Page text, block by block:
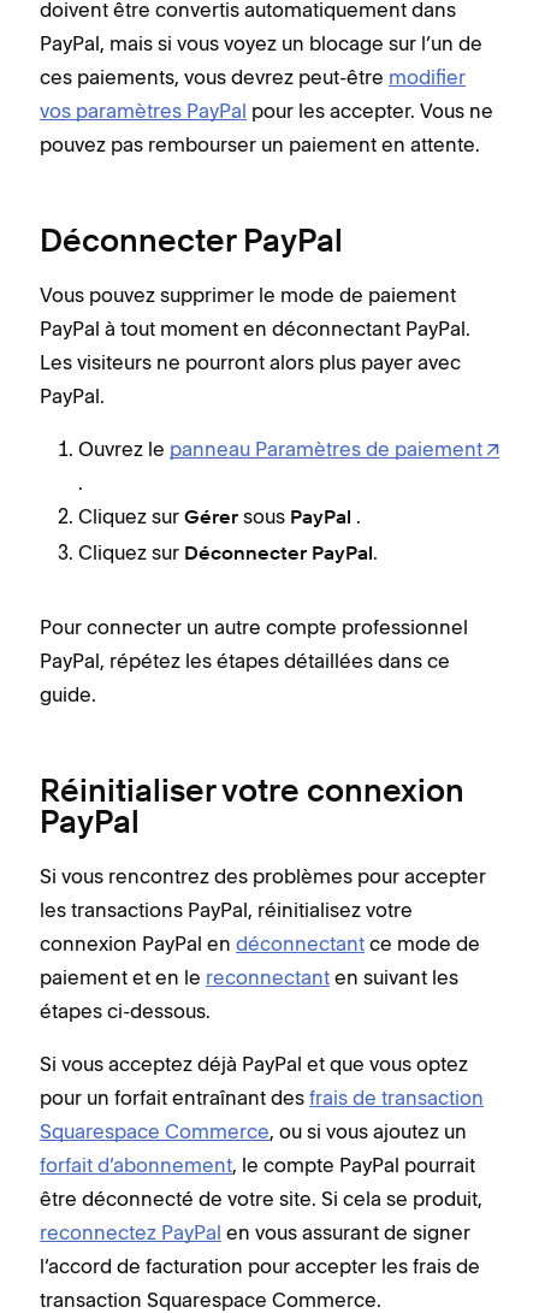
doivent être convertis automatiquement dans
PayPal, mais si vous voyez un blocage sur l’un de
ces paiements, vous devrez peut-être modifier
vos paramètres PayPal pour les accepter. Vous ne
pouvez pas rembourser un paiement en attente.
Déconnecter PayPal
Vous pouvez supprimer le mode de paiement
PayPal à tout moment en déconnectant PayPal.
Les visiteurs ne pourront alors plus payer avec
PayPal.
Ouvrez le panneau Paramètres de paiement
.
Cliquez sur Gérer sous PayPal
.
Cliquez sur Déconnecter PayPal .
Pour connecter un autre compte professionnel
PayPal, répétez les étapes détaillées dans ce
guide.
Réinitialiser votre connexion
PayPal
Si vous rencontrez des problèmes pour accepter
les transactions PayPal, réinitialisez votre
connexion PayPal en déconnectant ce mode de
paiement et en le reconnectant en suivant les
étapes ci-dessous.
Si vous acceptez déjà PayPal et que vous optez
pour un forfait entraînant des frais de transaction
Squarespace Commerce, ou si vous ajoutez un
forfait d’abonnement, le compte PayPal pourrait
être déconnecté de votre site. Si cela se produit,
reconnectez PayPal en vous assurant de signer
l’accord de facturation pour accepter les frais de
transaction Squarespace Commerce.